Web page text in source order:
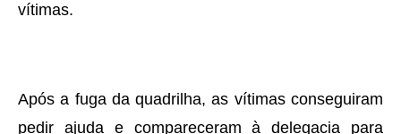
vítimas.
Após a fuga da quadrilha, as vítimas conseguiram
pedir ajuda e compareceram à delegacia para